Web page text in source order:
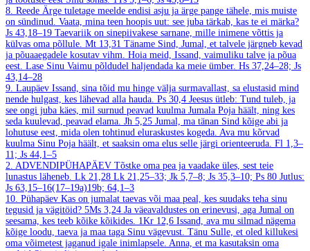
8. Reede Ärge tuletage meelde endisi asju ja ärge pange tähele, mis muiste
on sündinud. Vaata, mina teen hoopis uut: see juba tärkab, kas te ei märka?
Js 43,18–19 Taevariik on sinepiivakese sarnane, mille inimene võttis ja
külvas oma põllule. Mt 13,31 Täname Sind, Jumal, et talvele järgneb kevad
ja põuaaegadele kosutav vihm. Hoia meid, Issand, vaimuliku talve ja põua
eest. Lase Sinu Vaimu põldudel haljendada ka meie ümber. Hs 37,24–28; Js
43,14–28
9. Laupäev Issand, sina tõid mu hinge välja surmavallast, sa elustasid mind
nende hulgast, kes lähevad alla hauda. Ps 30,4 Jeesus ütleb: Tund tuleb, ja
see ongi juba käes, mil surnud peavad kuulma Jumala Poja häält, ning kes
seda kuulevad, peavad elama. Jh 5,25 Jumal, ma tänan Sind kõige abi ja
lohutuse eest, mida olen tohtinud eluraskustes kogeda. Ava mu kõrvad
kuulma Sinu Poja häält, et saaksin oma elus selle järgi orienteeruda. Fl 1,3–
11; Js 44,1–5
2. ADVENDIPÜHAPÄEV Tõstke oma pea ja vaadake üles, sest teie
lunastus läheneb. Lk 21,28 Lk 21,25–33; Jk 5,7–8; Js 35,3–10; Ps 80 Jutlus:
Js 63,15–16(17–19a)19b; 64,1–3
10. Pühapäev Kas on jumalat taevas või maa peal, kes suudaks teha sinu
tegusid ja vägitöid? 5Ms 3,24 Ja väeavaldustes on erinevusi, aga Jumal on
seesama, kes teeb kõike kõikides. 1Kr 12,6 Issand, ava mu silmad nägema
kõige loodu, taeva ja maa taga Sinu vägevust. Tänu Sulle, et oled killukesi
oma võimetest jaganud igale inimlapsele. Anna, et ma kasutaksin oma